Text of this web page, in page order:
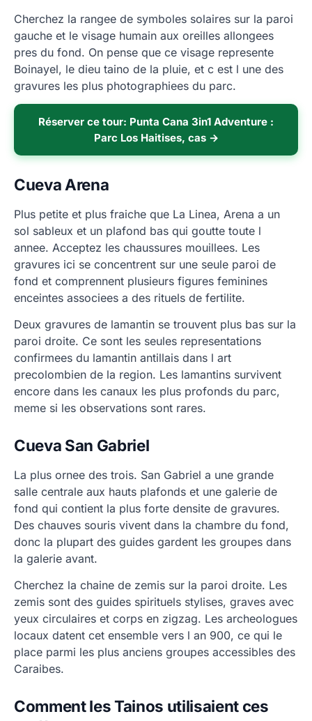
Cherchez la rangee de symboles solaires sur la paroi
gauche et le visage humain aux oreilles allongees
pres du fond. On pense que ce visage represente
Boinayel, le dieu taino de la pluie, et c est l une des
gravures les plus photographiees du parc.
Réserver ce tour: Punta Cana 3in1 Adventure :
Parc Los Haitises, cas →
Cueva Arena
Plus petite et plus fraiche que La Linea, Arena a un
sol sableux et un plafond bas qui goutte toute l
annee. Acceptez les chaussures mouillees. Les
gravures ici se concentrent sur une seule paroi de
fond et comprennent plusieurs figures feminines
enceintes associees a des rituels de fertilite.
Deux gravures de lamantin se trouvent plus bas sur la
paroi droite. Ce sont les seules representations
confirmees du lamantin antillais dans l art
precolombien de la region. Les lamantins survivent
encore dans les canaux les plus profonds du parc,
meme si les observations sont rares.
Cueva San Gabriel
La plus ornee des trois. San Gabriel a une grande
salle centrale aux hauts plafonds et une galerie de
fond qui contient la plus forte densite de gravures.
Des chauves souris vivent dans la chambre du fond,
donc la plupart des guides gardent les groupes dans
la galerie avant.
Cherchez la chaine de zemis sur la paroi droite. Les
zemis sont des guides spirituels stylises, graves avec
yeux circulaires et corps en zigzag. Les archeologues
locaux datent cet ensemble vers l an 900, ce qui le
place parmi les plus anciens groupes accessibles des
Caraibes.
Comment les Tainos utilisaient ces